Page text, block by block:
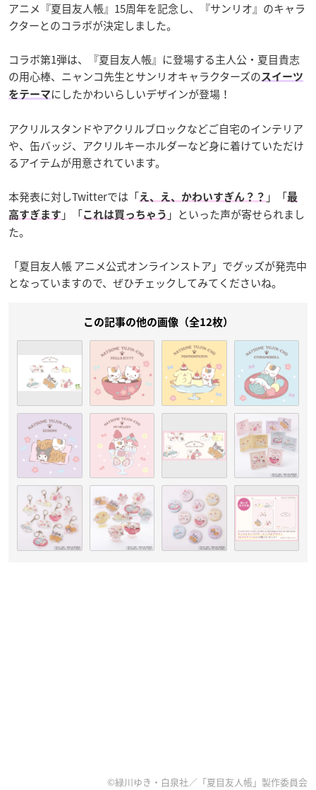
アニメ『夏目友人帳』15周年を記念し、『サンリオ』のキャラ
クターとのコラボが決定しました。
コラボ第1弾は、『夏目友人帳』に登場する主人公・夏目貴志
の用心棒、ニャンコ先生とサンリオキャラクターズの スイーツ
をテーマ にしたかわいらしいデザインが登場！
アクリルスタンドやアクリルブロックなどご自宅のインテリア
や、缶バッジ、アクリルキーホルダーなど身に着けていただけ
るアイテムが用意されています。
本発表に対しTwitterでは「え、え、かわいすぎん？？ 」「最
高すぎます 」「これは買っちゃう 」といった声が寄せられまし
た。
「夏目友人帳 アニメ公式オンラインストア」でグッズが発売中
となっていますので、ぜひチェックしてみてくださいね。
この記事の他の画像（全12枚）
©緑川ゆき・白泉社／「夏目友人帳」製作委員会